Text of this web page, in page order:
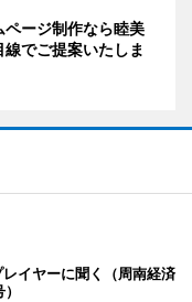
ージ制作なら睦美
でご提案いたしま
イヤーに聞く（周南経済